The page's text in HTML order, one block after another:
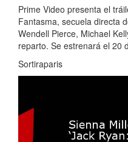
Prime Video presenta el
Fantasma, secuela directa
Wendell Pierce, Michael
reparto. Se estrenará el 20
Sortiraparis